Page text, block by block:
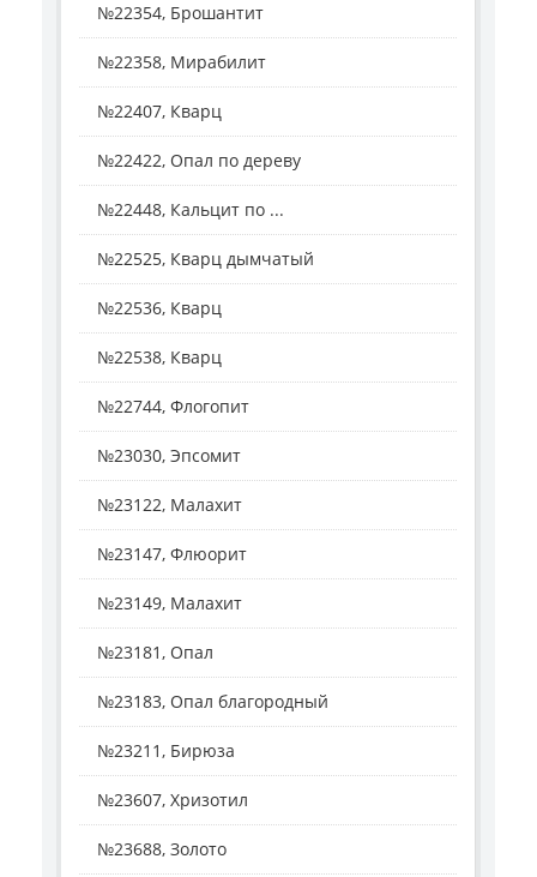
№22354, Брошантит
№22358, Мирабилит
№22407, Кварц
№22422, Опал по дереву
№22448, Кальцит по ...
№22525, Кварц дымчатый
№22536, Кварц
№22538, Кварц
№22744, Флогопит
№23030, Эпсомит
№23122, Малахит
№23147, Флюорит
№23149, Малахит
№23181, Опал
№23183, Опал благородный
№23211, Бирюза
№23607, Хризотил
№23688, Золото